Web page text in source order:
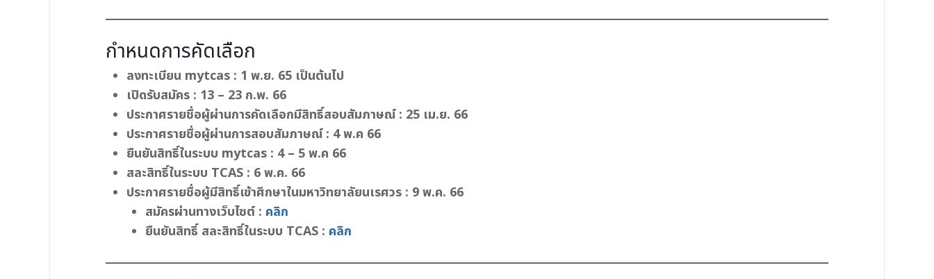
กำหนดการคัดเลือก
ลงทะเบียน mytcas : 1 พ.ย. 65 เป็นต้นไป
เปิดรับสมัคร : 13 – 23 ก.พ. 66
ประกาศรายชื่อผู้ผ่านการคัดเลือกมีสิทธิ์สอบสัมภาษณ์ : 25 เม.ย. 66
ประกาศรายชื่อผู้ผ่านการสอบสัมภาษณ์ : 4 พ.ค 66
ยืนยันสิทธิ์ในระบบ mytcas : 4 – 5 พ.ค 66
สละสิทธิ์ในระบบ TCAS : 6 พ.ค. 66
ประกาศรายชื่อผู้มีสิทธิ์เข้าศึกษาในมหาวิทยาลัยนเรศวร : 9 พ.ค. 66
สมัครผ่านทางเว็บไซต์ : คลิก
ยืนยันสิทธิ์ สละสิทธิ์ในระบบ TCAS : คลิก